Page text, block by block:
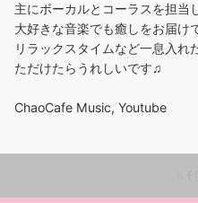
主にボーカルとコーラスを担当
大好きな音楽でも癒しをお届け
リラックスタイムなど一息入れ
ただけたらうれしいです♫
ChaoCafe Music, Youtube